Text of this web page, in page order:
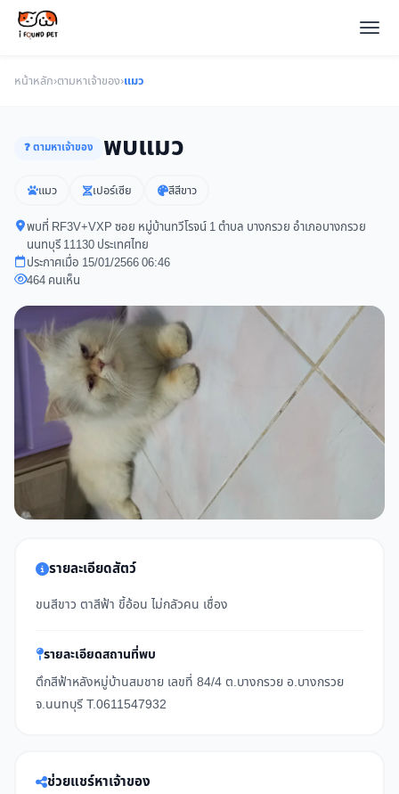
หน้าหลัก›ตามหาเจ้าของ›แมว
❓ ตามหาเจ้าของ พบแมว
แมว เปอร์เซีย สีสีขาว
พบที่ RF3V+VXP ซอย หมู่บ้านทวีโรจน์ 1 ตำบล บางกรวย อำเภอบางกรวย
นนทบุรี 11130 ประเทศไทย
ประกาศเมื่อ 15/01/2566 06:46
464 คนเห็น
รายละเอียดสัตว์
ขนสีขาว ตาสีฟ้า ขี้อ้อน ไม่กลัวคน เชื่อง
รายละเอียดสถานที่พบ
ตึกสีฟ้าหลังหมู่บ้านสมชาย เลขที่ 84/4 ต.บางกรวย อ.บางกรวย
จ.นนทบุรี T.0611547932
ช่วยแชร์หาเจ้าของ